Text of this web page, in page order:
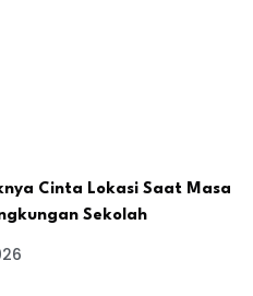
Cinta Lokasi Saat Masa
Sekolah